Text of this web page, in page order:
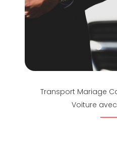
Transport Mariage
Voiture